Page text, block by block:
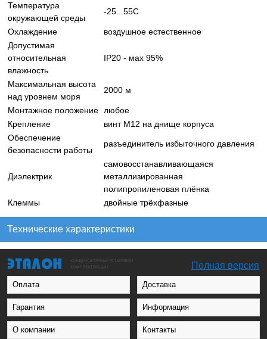
Температура
окружающей среды
-25...55С
Охлаждение
воздушное естественное
Допустимая
относительная
влажность
IP20 - мах 95%
Максимальная высота
над уровнем моря
2000 м
Монтажное положение любое
Крепление
винт М12 на днище корпуса
Обеспечение
безопасности работы
разъединитель избыточного давления
Диэлектрик
самовосстанавливающаяся
металлизированная
полипропиленовая плёнка
Клеммы
двойные трёхфазные
Технические характеристики
Полная версия
Оплата Доставка
Гарантия Информация
О компании Контакты